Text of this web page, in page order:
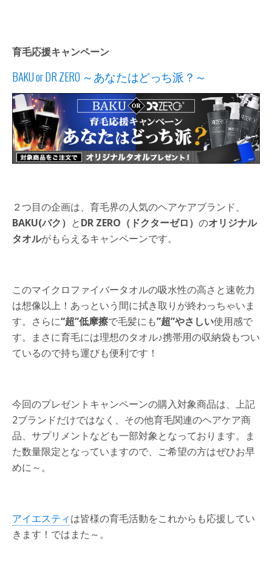
育毛応援キャンペーン
BAKU or DR ZERO ～あなたはどっち派？～
２つ目の企画は、育毛界の人気のヘアケアブランド、
BAKU(バク） とDR ZERO（ドクターゼロ） のオリジナル
タオルがもらえるキャンペーンです。
このマイクロファイバータオルの吸水性の高さと速乾力
は想像以上！あっという間に拭き取りが終わっちゃいま
す。さらに“超”低摩擦で毛髪にも”超”やさしい使用感で
す。まさに育毛には理想のタオル♪携帯用の収納袋もつい
ているので持ち運びも便利です！
今回のプレゼントキャンペーンの購入対象商品は、上記
2ブランドだけではなく、その他育毛関連のヘアケア商
品、サプリメントなども一部対象となっております。ま
た数量限定となっていますので、ご希望の方はぜひお早
めに～。
アイエスティは皆様の育毛活動をこれからも応援してい
きます！ではまた～。